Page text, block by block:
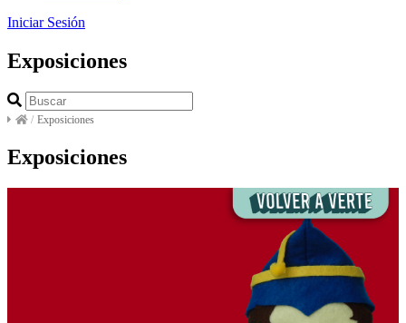
Iniciar Sesión
Exposiciones
/ Exposiciones
Exposiciones